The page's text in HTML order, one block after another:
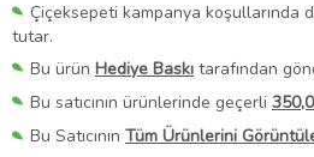
Çiçeksepeti kampanya koşullarında
tutar.
Bu ürün Hediye Baskı tarafından
Bu satıcının ürünlerinde geçerli
Bu Satıcının Tüm Ürünlerini